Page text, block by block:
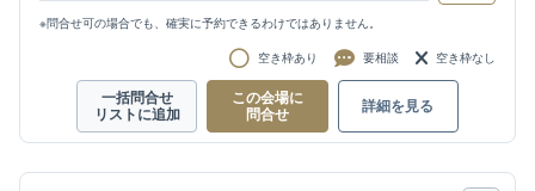
※問合せ可の場合でも、確実に予約できるわけではありません。
空き枠あり 要相談 空き枠なし
一括問合せ
リストに追加
この会場に
問合せ
詳細を見る